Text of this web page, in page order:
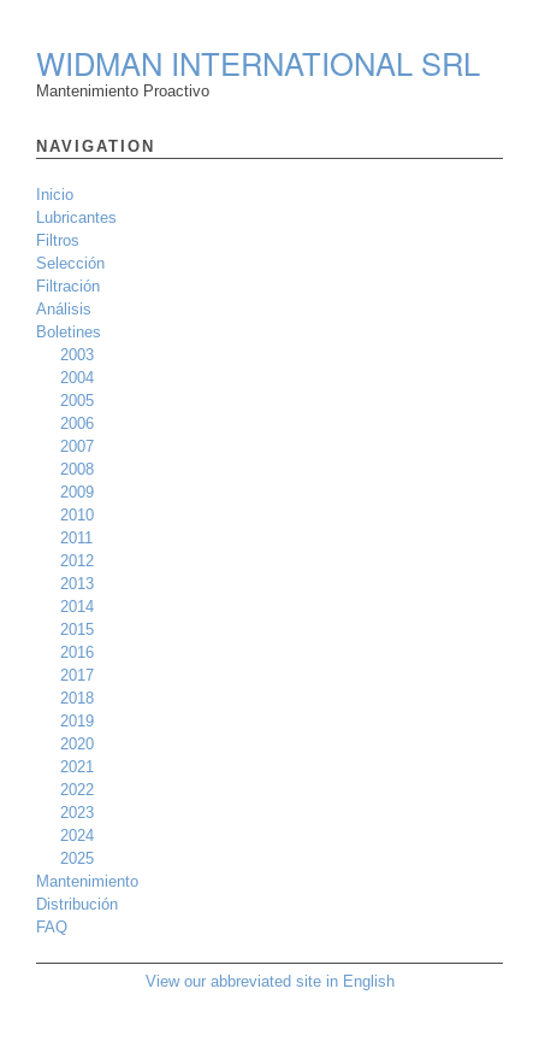
WIDMAN INTERNATIONAL SRL
Mantenimiento Proactivo
NAVIGATION
Inicio
Lubricantes
Filtros
Selección
Filtración
Análisis
Boletines
2003
2004
2005
2006
2007
2008
2009
2010
2011
2012
2013
2014
2015
2016
2017
2018
2019
2020
2021
2022
2023
2024
2025
Mantenimiento
Distribución
FAQ
View our abbreviated site in English